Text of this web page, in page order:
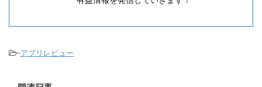
-アプリレビュー